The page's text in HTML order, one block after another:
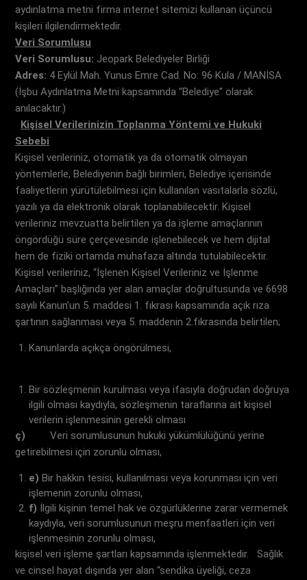
aydınlatma metni firma internet sitemizi kullanan üçüncü
kişileri ilgilendirmektedir.
Veri Sorumlusu
Veri Sorumlusu: Jeopark Belediyeler Birliği
Adres: 4 Eylül Mah. Yunus Emre Cad. No: 96 Kula / MANİSA
(İşbu Aydınlatma Metni kapsamında “Belediye” olarak
anılacaktır.)
Kişisel Verilerinizin Toplanma Yöntemi ve Hukuki
Sebebi
Kişisel verileriniz, otomatik ya da otomatik olmayan
yöntemlerle, Belediyenin bağlı birimleri, Belediye içerisinde
faaliyetlerin yürütülebilmesi için kullanılan vasıtalarla sözlü,
yazılı ya da elektronik olarak toplanabilecektir. Kişisel
verileriniz mevzuatta belirtilen ya da işleme amaçlarının
öngördüğü süre çerçevesinde işlenebilecek ve hem dijital
hem de fiziki ortamda muhafaza altında tutulabilecektir.
Kişisel verileriniz, “İşlenen Kişisel Verileriniz ve İşlenme
Amaçları” başlığında yer alan amaçlar doğrultusunda ve 6698
sayılı Kanun’un 5. maddesi 1. fıkrası kapsamında açık rıza
şartının sağlanması veya 5. maddenin 2.fıkrasında belirtilen;
Kanunlarda açıkça öngörülmesi,
Bir sözleşmenin kurulması veya ifasıyla doğrudan doğruya
ilgili olması kaydıyla, sözleşmenin taraflarına ait kişisel
verilerin işlenmesinin gerekli olması
ç) Veri sorumlusunun hukuki yükümlülüğünü yerine
getirebilmesi için zorunlu olması,
e) Bir hakkın tesisi, kullanılması veya korunması için veri
işlemenin zorunlu olması,
f) İlgili kişinin temel hak ve özgürlüklerine zarar vermemek
kaydıyla, veri sorumlusunun meşru menfaatleri için veri
işlenmesinin zorunlu olması,
kişisel veri işleme şartları kapsamında işlenmektedir. Sağlık
ve cinsel hayat dışında yer alan “sendika üyeliği, ceza